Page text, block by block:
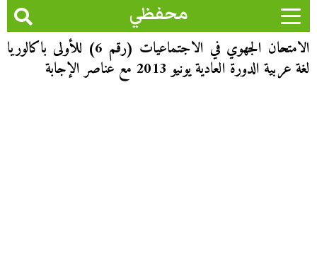
محفظي
الامتحان الجهوي في الاجتماعيات (رقم 6) للأولى باكالوريا
لغة عربية الدورة العادية يونيو 2013 مع عناصر الإجابة